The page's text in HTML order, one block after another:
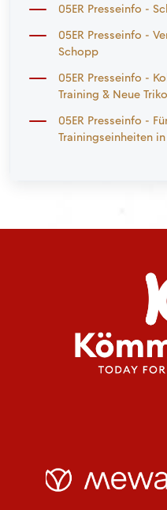
05ER Presseinfo -
05ER Presseinfo -
Schopp
05ER Presseinfo -
Training & Neue
05ER Presseinfo -
Trainingseinheiten